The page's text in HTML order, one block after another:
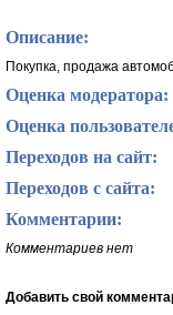
Описание:
Покупка, продажа
Оценка модератора:
Оценка
Переходов на сайт:
Переходов с сайта:
Комментарии:
Комментариев нет
Добавить свой